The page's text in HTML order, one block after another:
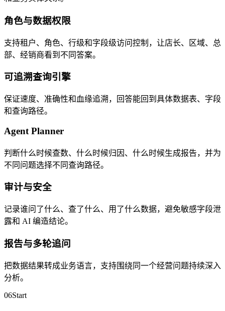
角色与数据权限
支持租户、角色、行级和字段级访问控制，让店长、区域、总
部、经销商看到不同答案。
可追溯查询引擎
保证速度、准确性和血缘追溯，回答能回到具体数据表、字段
和查询路径。
Agent Planner
判断什么时候查数、什么时候归因、什么时候生成报告，并为
不同问题选择不同查询路径。
审计与安全
记录谁问了什么、查了什么、用了什么数据，避免敏感字段泄
露和 AI 编造结论。
报告与多轮追问
把数据结果转成业务语言，支持围绕同一个经营问题持续深入
分析。
06Start